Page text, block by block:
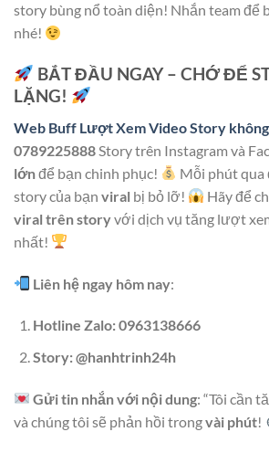
story bùng nổ toàn diện! Nhắn team để
nhé!
BẮT ĐẦU NGAY – CHỚ ĐỂ
LẶNG!
Web Buff Lượt Xem Video Story
0789225888 Story trên Instagram và
lớnđể bạn chinh phục!
Mỗi phút qua
story của bạn viral bị bỏ lỡ!
Hãy để
viral trên storyvới dịch vụ tăng lượt
nhất!
Liên hệ ngay hôm nay:
Hotline Zalo: 0963138666
Story: @hanhtrinh24h
Gửi tin nhắn với nội dung: “Tôi cần
và chúng tôi sẽ phản hồi trongvài phút!